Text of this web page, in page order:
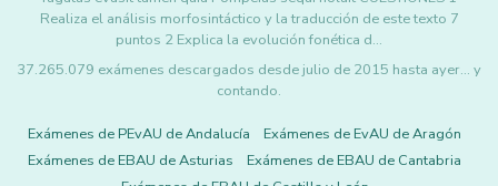
Realiza el análisis morfosintáctico y la traducción de este texto 7
puntos 2 Explica la evolución fonética d…
37.265.079 exámenes descargados desde julio de 2015 hasta ayer... y
contando.
Exámenes de PEvAU de Andalucía
Exámenes de EvAU de Aragón
Exámenes de EBAU de Asturias
Exámenes de EBAU de Cantabria